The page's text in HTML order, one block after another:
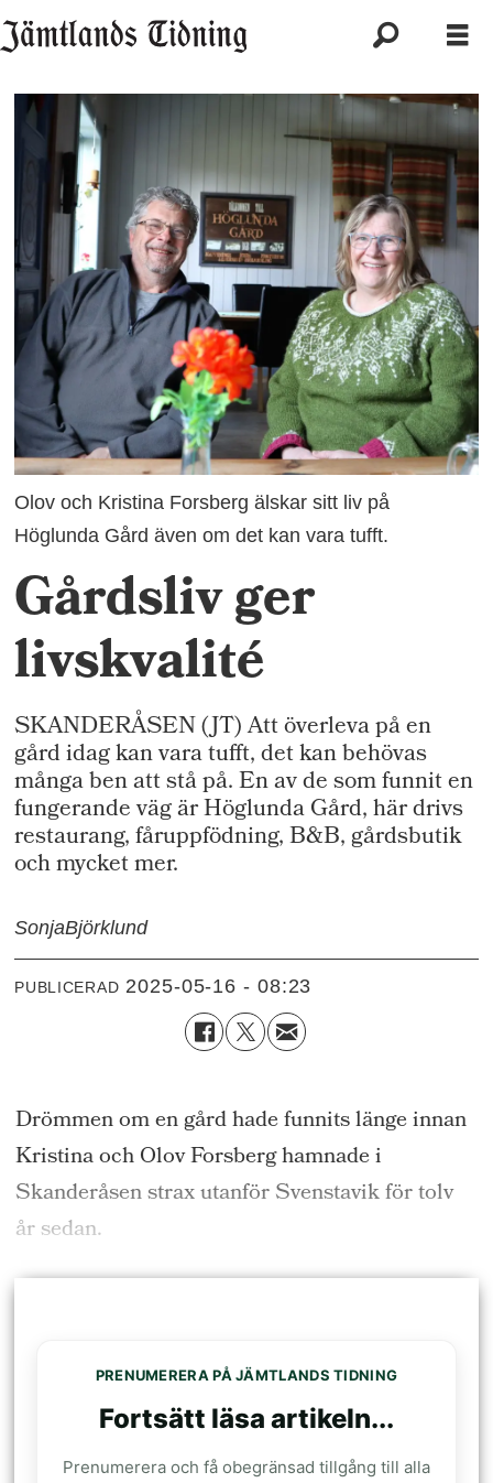
Olov och Kristina Forsberg älskar sitt liv på
Höglunda Gård även om det kan vara tufft.
Gårdsliv ger
livskvalité
SKANDERÅSEN (JT) Att överleva på en
gård idag kan vara tufft, det kan behövas
många ben att stå på. En av de som funnit en
fungerande väg är Höglunda Gård, här drivs
restaurang, fåruppfödning, B&B, gårdsbutik
och mycket mer.
SonjaBjörklund
PUBLICERAD 2025-05-16 - 08:23
Drömmen om en gård hade funnits länge innan
Kristina och Olov Forsberg hamnade i
Skanderåsen strax utanför Svenstavik för tolv
år sedan.
PRENUMERERA PÅ JÄMTLANDS TIDNING
Fortsätt läsa artikeln...
Prenumerera och få obegränsad tillgång till alla